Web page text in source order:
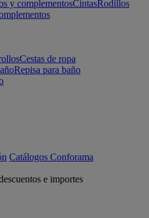
y complementosCintasRodillos
Cestas de ropa
Repisa para baño
Catálogos Conforama
e importes